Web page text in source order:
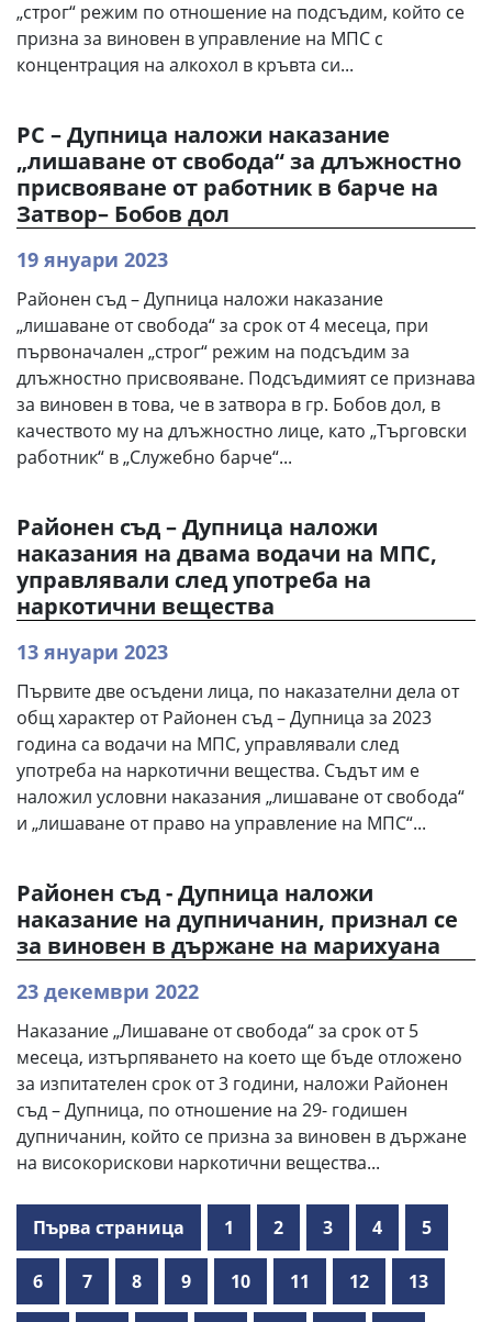
„строг“ режим по отношение на подсъдим, който се
призна за виновен в управление на МПС с
концентрация на алкохол в кръвта си...
РС – Дупница наложи наказание
„лишаване от свобода“ за длъжностно
присвояване от работник в барче на
Затвор– Бобов дол
19 януари 2023
Районен съд – Дупница наложи наказание
„лишаване от свобода“ за срок от 4 месеца, при
първоначален „строг“ режим на подсъдим за
длъжностно присвояване. Подсъдимият се признава
за виновен в това, че в затвора в гр. Бобов дол, в
качеството му на длъжностно лице, като „Търговски
работник“ в „Служебно барче“...
Районен съд – Дупница наложи
наказания на двама водачи на МПС,
управлявали след употреба на
наркотични вещества
13 януари 2023
Първите две осъдени лица, по наказателни дела от
общ характер от Районен съд – Дупница за 2023
година са водачи на МПС, управлявали след
употреба на наркотични вещества. Съдът им е
наложил условни наказания „лишаване от свобода“
и „лишаване от право на управление на МПС“...
Районен съд - Дупница наложи
наказание на дупничанин, признал се
за виновен в държане на марихуана
23 декември 2022
Наказание „Лишаване от свобода“ за срок от 5
месеца, изтърпяването на което ще бъде отложено
за изпитателен срок от 3 години, наложи Районен
съд – Дупница, по отношение на 29- годишен
дупничанин, който се призна за виновен в държане
на високорискови наркотични вещества...
Първа страница 1 2 3 4 5
6 7 8 9 10 11 12 13